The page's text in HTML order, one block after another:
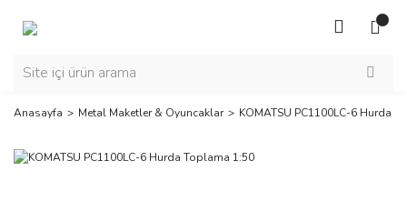
Anasayfa Metal Maketler & Oyuncaklar KOMATSU PC1100LC-6 Hurda